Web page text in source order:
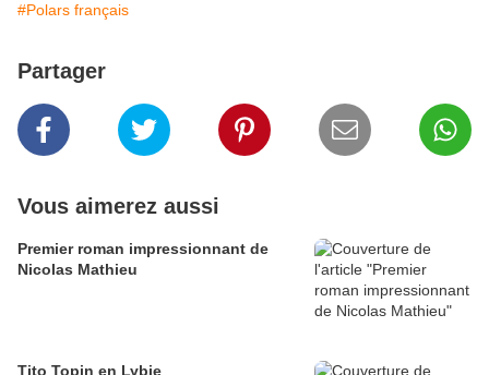
#Polars français
Partager
Vous aimerez aussi
Premier roman impressionnant de
Nicolas Mathieu
Tito Topin en Lybie